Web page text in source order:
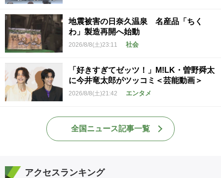
地震被害の日奈久温泉 名産品「ちく
わ」製造再開へ始動
2026/8/8(土)23:11 社会
「好きすぎてゼッツ！」M!LK・曽野舜太
に今井竜太郎がツッコミ＜芸能動画＞
2026/8/8(土)21:42 エンタメ
全国ニュース記事一覧
アクセスランキング